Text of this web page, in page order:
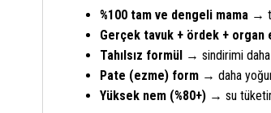
%100 tam ve dengeli mama →
Gerçek tavuk + ördek + organ
Tahılsız formül → sindirimi
Pate (ezme) form → daha
Yüksek nem (%80+) → su